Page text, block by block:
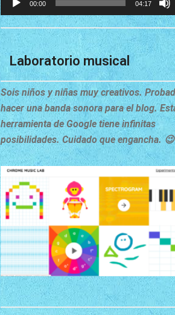
00:00 04:17
Laboratorio musical
Sois niños y niñas muy creativos.
hacer una banda sonora para el blog.
herramienta de Google tiene infinitas
posibilidades. Cuidado que engancha. 😉